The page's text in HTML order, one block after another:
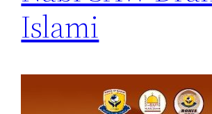
Islami